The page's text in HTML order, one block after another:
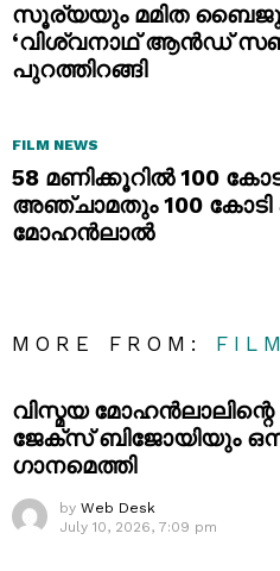
സൂര്യയും മമിത
‘വിശ്വനാഥ് ആൻഡ്
പുറത്തിറങ്ങി
FILM NEWS
58 മണിക്കൂറിൽ 100
അഞ്ചാമതും 100
മോഹൻലാൽ
MORE FROM:
വിസ്മയ മോഹൻലാലിന്റെ
ജേക്സ് ബിജോയിയും
ഗാനമെത്തി
by Web Desk
July 10, 2026, 7:09 pm